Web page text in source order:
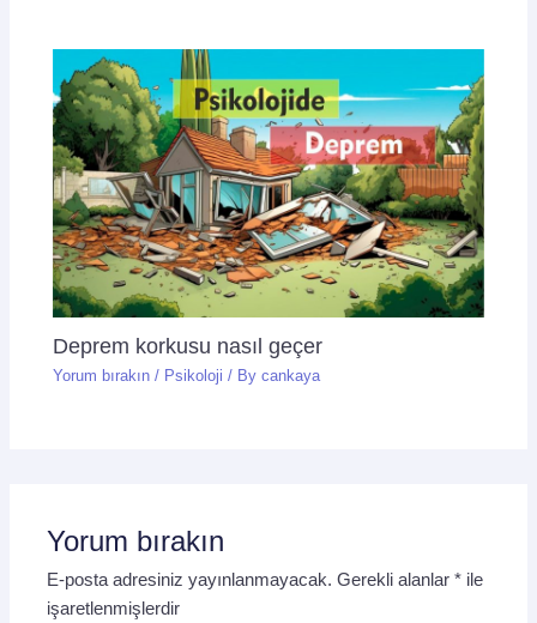
Deprem korkusu nasıl geçer
Yorum bırakın / Psikoloji / Bycankaya
Yorum bırakın
E-posta adresiniz yayınlanmayacak. Gerekli alanlar* ile
işaretlenmişlerdir